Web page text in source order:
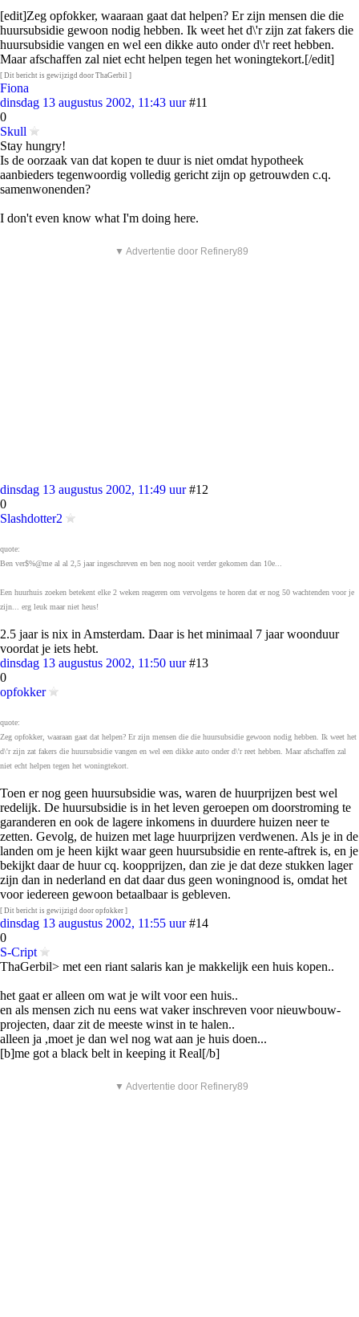
[edit]Zeg opfokker, waaraan gaat dat helpen? Er zijn mensen die die
huursubsidie gewoon nodig hebben. Ik weet het d\'r zijn zat fakers die
huursubsidie vangen en wel een dikke auto onder d\'r reet hebben.
Maar afschaffen zal niet echt helpen tegen het woningtekort.[/edit]
[ Dit bericht is gewijzigd door ThaGerbil ]
Fiona
dinsdag 13 augustus 2002, 11:43 uur #11
0
Skull
Stay hungry!
Is de oorzaak van dat kopen te duur is niet omdat hypotheek
aanbieders tegenwoordig volledig gericht zijn op getrouwden c.q.
samenwonenden?
I don't even know what I'm doing here.
▼ Advertentie door Refinery89
dinsdag 13 augustus 2002, 11:49 uur #12
0
Slashdotter2
quote:
Ben ver$%@me al al 2,5 jaar ingeschreven en ben nog nooit verder gekomen dan 10e...
Een huurhuis zoeken betekent elke 2 weken reageren om vervolgens te horen dat er nog 50 wachtenden voor je
zijn... erg leuk maar niet heus!
2.5 jaar is nix in Amsterdam. Daar is het minimaal 7 jaar woonduur
voordat je iets hebt.
dinsdag 13 augustus 2002, 11:50 uur #13
0
opfokker
quote:
Zeg opfokker, waaraan gaat dat helpen? Er zijn mensen die die huursubsidie gewoon nodig hebben. Ik weet het
d\'r zijn zat fakers die huursubsidie vangen en wel een dikke auto onder d\'r reet hebben. Maar afschaffen zal
niet echt helpen tegen het woningtekort.
Toen er nog geen huursubsidie was, waren de huurprijzen best wel
redelijk. De huursubsidie is in het leven geroepen om doorstroming te
garanderen en ook de lagere inkomens in duurdere huizen neer te
zetten. Gevolg, de huizen met lage huurprijzen verdwenen. Als je in de
landen om je heen kijkt waar geen huursubsidie en rente-aftrek is, en je
bekijkt daar de huur cq. koopprijzen, dan zie je dat deze stukken lager
zijn dan in nederland en dat daar dus geen woningnood is, omdat het
voor iedereen gewoon betaalbaar is gebleven.
[ Dit bericht is gewijzigd door opfokker ]
dinsdag 13 augustus 2002, 11:55 uur #14
0
S-Cript
ThaGerbil> met een riant salaris kan je makkelijk een huis kopen..
het gaat er alleen om wat je wilt voor een huis..
en als mensen zich nu eens wat vaker inschreven voor nieuwbouw-
projecten, daar zit de meeste winst in te halen..
alleen ja ,moet je dan wel nog wat aan je huis doen...
[b]me got a black belt in keeping it Real[/b]
▼ Advertentie door Refinery89